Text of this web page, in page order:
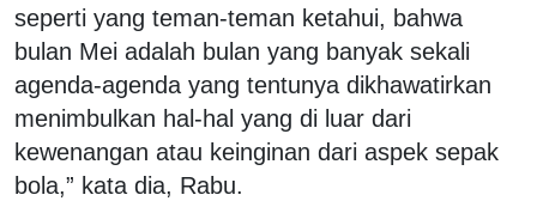
seperti yang teman-teman ketahui, bahwa
bulan Mei adalah bulan yang banyak sekali
agenda-agenda yang tentunya dikhawatirkan
menimbulkan hal-hal yang di luar dari
kewenangan atau keinginan dari aspek sepak
bola,” kata dia, Rabu.